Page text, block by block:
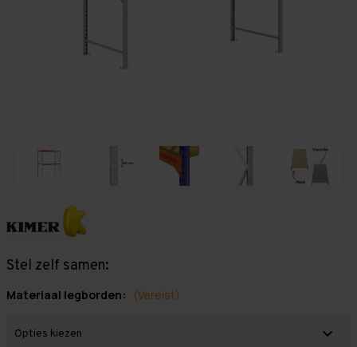
Stel zelf samen:
Materiaal legborden: (Vereist)